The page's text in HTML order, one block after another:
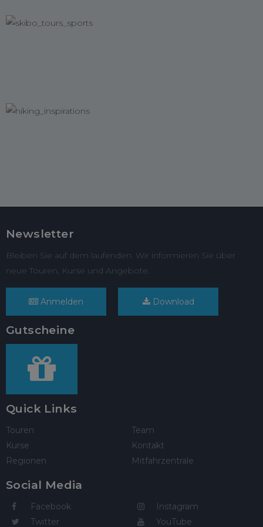
Newsletter
Bleiben Sie auf dem laufenden. Wir informieren Sie über
neue Touren, Kurse und Angebote.
Anmelden Download
Gutscheine
Quick Links
Touren
Kurse
Regionen
Team
Kontakt
Mitfahrzentrale
Social Media
Facebook
Twitter
Instagram
YouTube